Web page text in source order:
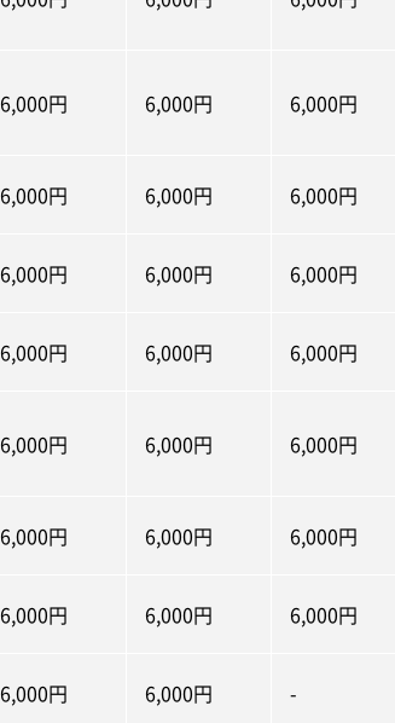
6,000円 6,000円 6,000円
6,000円 6,000円 6,000円
6,000円 6,000円 6,000円
6,000円 6,000円 6,000円
6,000円 6,000円 6,000円
6,000円 6,000円 6,000円
6,000円 6,000円 6,000円
6,000円 6,000円 -